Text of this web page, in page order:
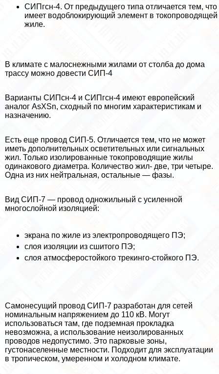
СИПгсн-4. От предыдущего типа отличается тем, что
имеет водоблокирующий элемент в токопроводящей
жиле.
В климате с малоснежными жилами от столба до дома
трассу можно довести СИП-4
Варианты СИПсн-4 и СИПгсн-4 имеют европейский
аналог AsXSn, сходный по многим хаpaктеристикам и
назначению.
Есть еще провод СИП-5. Отличается тем, что не может
иметь дополнительных осветительных или сигнальных
жил. Только изолированные токопроводящие жилы
одинакового диаметра. Количество жил- две, три четыре.
Одна из них нейтральная, остальные — фазы.
Вид СИП-7 — провод одножильный с усиленной
многослойной изоляцией:
экрана по жиле из электропроводящего ПЭ;
слоя изоляции из сшитого ПЭ;
слоя атмосферостойкого трекинго-стойкого ПЭ.
Самонесущий провод СИП-7 разработан для сетей
номинальным напряжением до 110 кВ. Могут
использоваться там, где подземная прокладка
невозможна, а использование неизолированных
проводов недопустимо. Это парковые зоны,
густонаселенные местности. Подходит для эксплуатации
в тропическом, умеренном и холодном климате.